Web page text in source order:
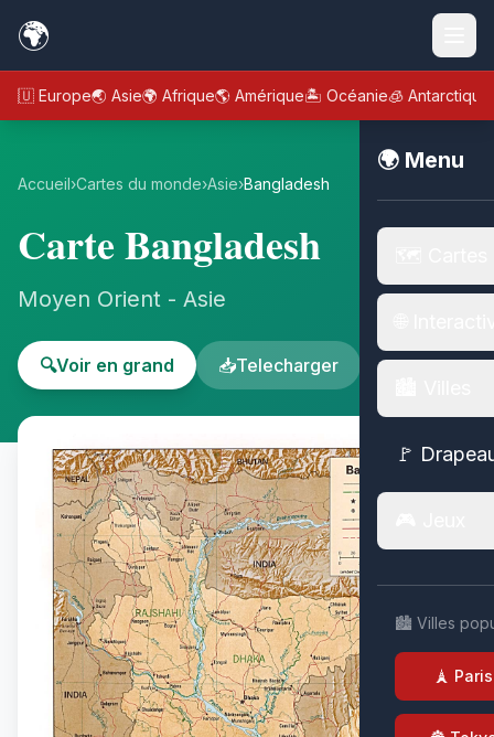
🌍
🇪🇺 Europe🌏 Asie🌍 Afrique🌎 Amérique🏝️ Océanie🧊 Antarctique
🌍 Menu
🚩
🏙️ Villes
🗼 Paris
Accueil›Cartes du monde›Asie›Bangladesh
Carte Bangladesh
Moyen Orient - Asie
🔍Voir en grand 📥Telecharger